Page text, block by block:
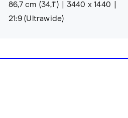
86,7 cm (34,1")
3440 x 1440
21:9 (Ultrawide)